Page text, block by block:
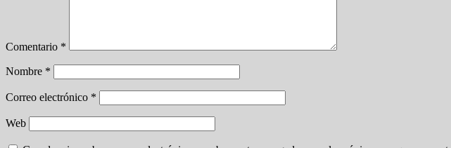
Comentario *
Nombre *
Correo electrónico *
Web